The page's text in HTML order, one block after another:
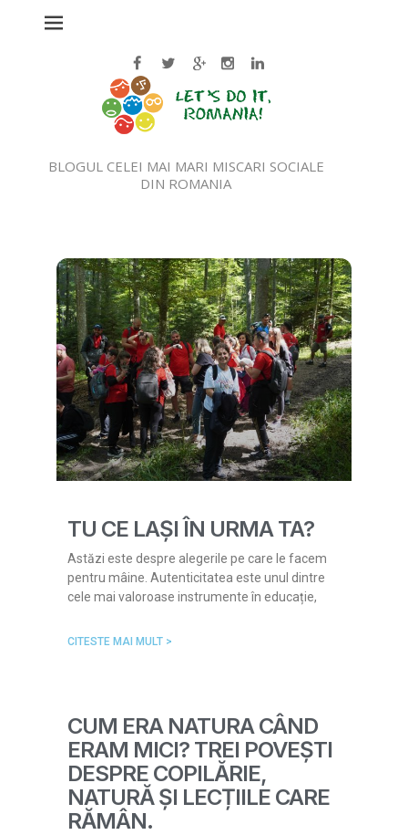
BLOGUL CELEI MAI MARI MISCARI SOCIALE
DIN ROMANIA
TU CE LAȘI ÎN URMA TA?
Astăzi este despre alegerile pe care le facem
pentru mâine. Autenticitatea este unul dintre
cele mai valoroase instrumente în educație,
CITESTE MAI MULT >
CUM ERA NATURA CÂND
ERAM MICI? TREI POVEȘTI
DESPRE COPILĂRIE,
NATURĂ ȘI LECȚIILE CARE
RĂMÂN.